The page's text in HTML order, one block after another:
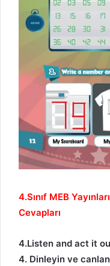
4.Sınıf MEB
Cevapları
4.Listen and act it
4. Dinleyin ve